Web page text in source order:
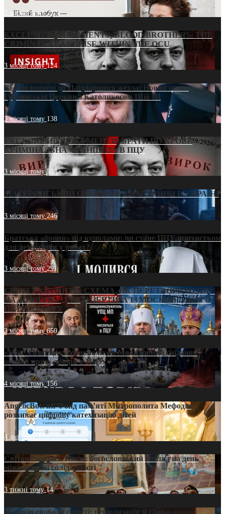
3 місяці тому212
EXCLUSIVE (DOCUMENTS)/BLOOD BROTHERS: THE
CRIMINAL FRANCHISE WITHIN THE OCU
3 місяці тому124
Від віолончелі до Патріаршого жезла: Новий шлях
Грузинської Церкви з Католикосом Шіо III
3 місяці тому 138
ЕКСКЛЮЗИВ (ДОКУМЕНТИ)/БРАТИ ПО КРОВІ:
КРИМІНАЛЬНА ФРАНШИЗА В ПЦУ
3 місяці тому538
МАТЕРИНСЬКИЙ ОМОРФОР В ЧАС ВІЙНИ В УКРАЇНІ
3 місяці тому246
Братська «броня» під куполами: чи стане ПЦУ прихистком
для дезертирів у рясах?
3 місяці тому291
СВЯТІ УХИЛЯНТИ: СХЕМА, ЯК ПЕРЕТВОРИТИ ПЦУ
НА «ОФШОР» ДЛЯ ДЕЗЕРТИРА ІЗ МОСКОВСЬКОГО
ПАТРІАРХАТУ
3 місяці тому650
«Кейс Тихона» у Тернополі: як Молитовний сніданок
оголив кризу довіри в ПЦУ
4 місяці тому156
AngelicBot: як Фонд пам’яті Митрополита Мефодія
розвиває цифрову катехизацію дітей
4 дні тому7
Світові лідери в Києві: богословський погляд на день
міжнародної солідарності
3 тижні тому14
35 років свободи совісті: періодизація зі слова